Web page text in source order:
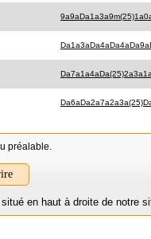
préalable.
en haut à droite de notre